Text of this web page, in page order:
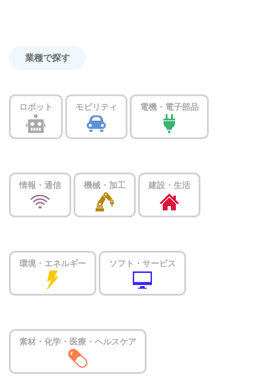
業種で探す
ロボット モビリティ 電機・電子部品
情報・通信 機械・加工 建設・生活
環境・エネルギー ソフト・サービス
素材・化学・医療・ヘルスケア